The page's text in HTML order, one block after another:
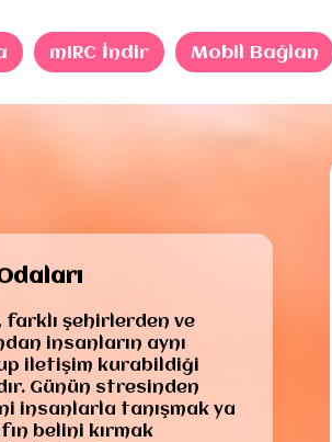
mIRC İndir Mobil Bağlan
farklı şehirlerden ve
insanların aynı
iletişim kurabildiği
Günün stresinden
insanlarla tanışmak ya
belini kırmak